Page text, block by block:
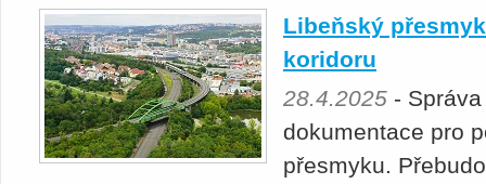
Libeňský
koridoru
28.4.2025 -
dokumentace pro
přesmyku.